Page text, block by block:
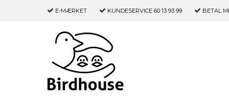
E-MÆRKET KUNDESERVICE 60 13 93 99 BETAL